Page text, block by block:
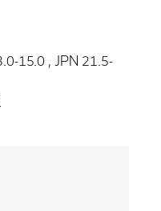
15.0 , JPN 21.5-